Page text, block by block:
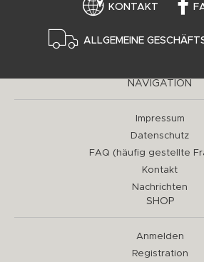
KONTAKT
ALLGEMEINE
NAVIGATION
Impressum
Datenschutz
FAQ (häufig gestellte
Kontakt
Nachrichten
SHOP
Anmelden
Registration